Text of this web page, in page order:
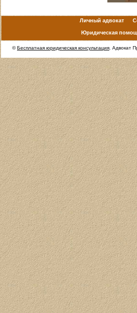
Личный адвокат
Юридическая
©Бесплатная юридическая консультация . Адвокат